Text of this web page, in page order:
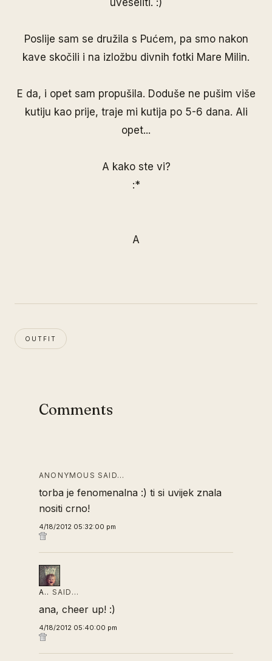
Poslije sam se družila s Pućem, pa smo nakon
kave skočili i na izložbu divnih fotki Mare Milin.
E da, i opet sam propušila. Doduše ne pušim više
kutiju kao prije, traje mi kutija po 5-6 dana. Ali
opet...
A kako ste vi?
:*
A
OUTFIT
Comments
ANONYMOUS SAID…
torba je fenomenalna :) ti si uvijek znala
nositi crno!
4/18/2012 05:32:00 pm
A.. SAID…
ana, cheer up! :)
4/18/2012 05:40:00 pm